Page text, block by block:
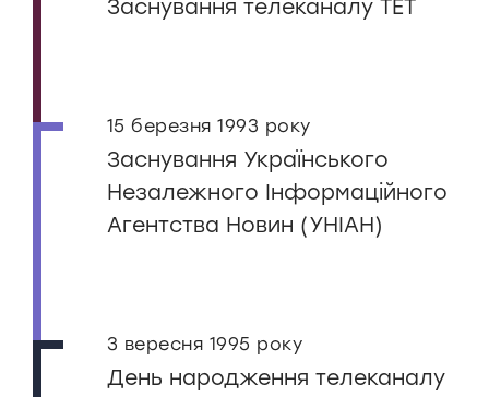
Заснування телеканалу ТЕТ
15 березня 1993 року
Заснування Українського
Незалежного Інформаційного
Агентства Новин (УНІАН)
3 вересня 1995 року
День народження телеканалу